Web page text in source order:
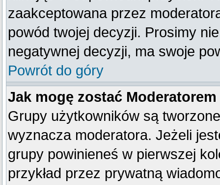
zaakceptowana przez
powód twojej decyzji. Prosimy
negatywnej decyzji, ma swoje
Powrót do góry
Jak mogę zostać
Grupy użytkowników są
wyznacza moderatora. Jeżeli
grupy powinieneś w pierwszej
przykład przez prywatną